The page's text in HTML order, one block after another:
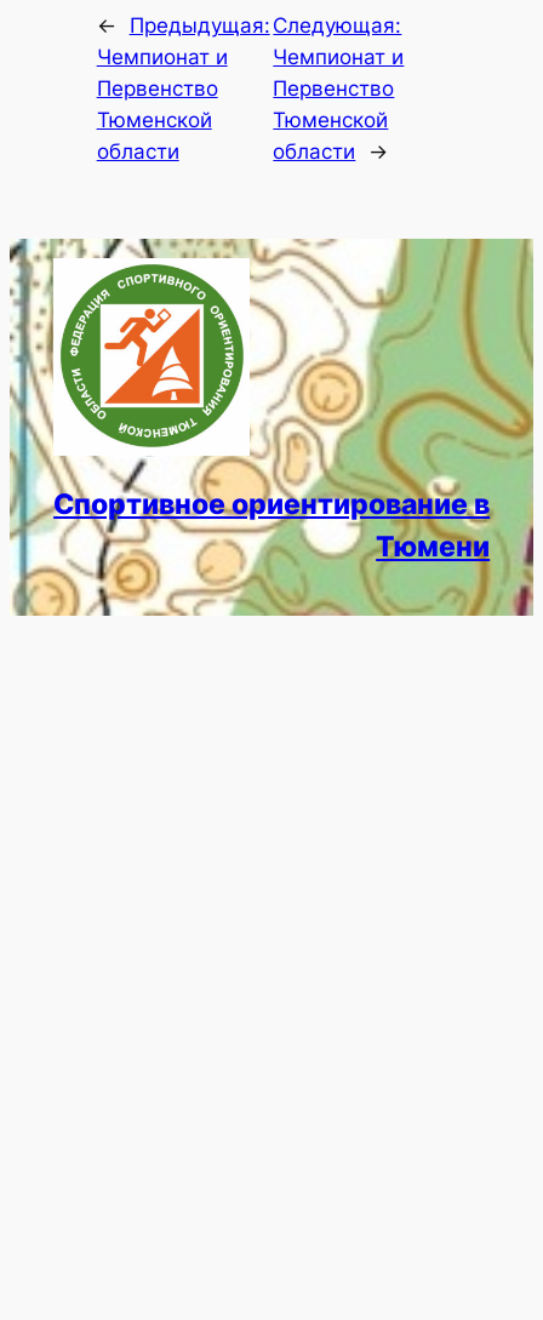
←
Предыдущая:
Чемпионат и
Первенство
Тюменской
области
Следующая:
Чемпионат и
Первенство
Тюменской
области
→
Спортивное ориентирование в
Тюмени